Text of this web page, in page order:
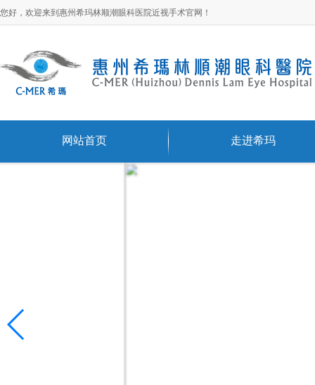
您好，欢迎来到惠州希玛林顺潮眼科医院近视手术官网！
网站首页 走进希玛